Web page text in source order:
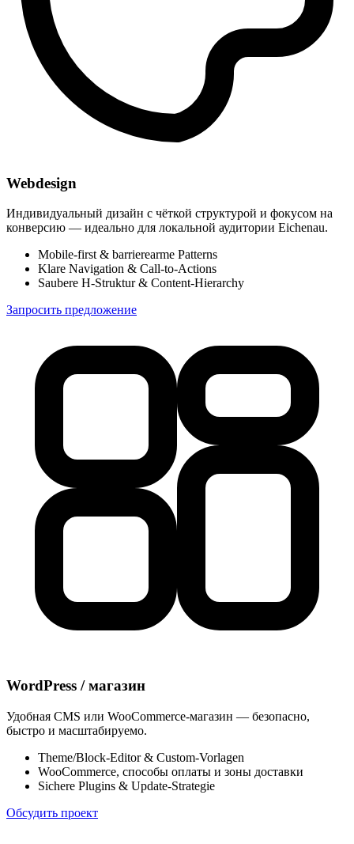
Webdesign
Индивидуальный дизайн с чёткой структурой и фокусом на
конверсию — идеально для локальной аудитории Eichenau.
Mobile-first & barrierearme Patterns
Klare Navigation & Call-to-Actions
Saubere H-Struktur & Content-Hierarchy
Запросить предложение
WordPress / магазин
Удобная CMS или WooCommerce-магазин — безопасно,
быстро и масштабируемо.
Theme/Block-Editor & Custom-Vorlagen
WooCommerce, способы оплаты и зоны доставки
Sichere Plugins & Update-Strategie
Обсудить проект